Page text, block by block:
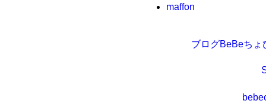
maffon
ブログBeBeちょ